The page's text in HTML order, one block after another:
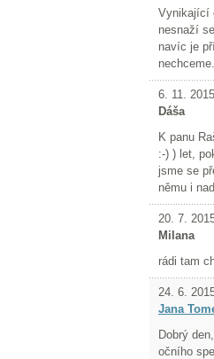
Vynikající
nesnaží
navíc je
nechceme.
6. 11.
Dáša
K panu
:-) ) let,
jsme se
němu i
20. 7.
Milana
rádi tam
24. 6.
Jana
Dobrý
očního